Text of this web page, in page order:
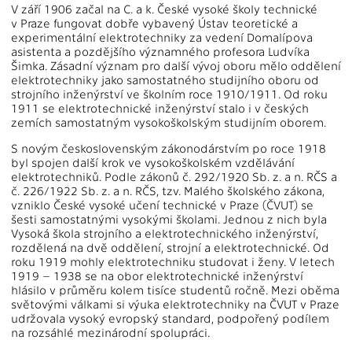
V září 1906 začal na C. a k. České vysoké školy technické
v Praze fungovat dobře vybavený Ústav teoretické a
experimentální elektrotechniky za vedení Domalípova
asistenta a pozdějšího významného profesora Ludvíka
Šimka. Zásadní význam pro další vývoj oboru mělo oddělení
elektrotechniky jako samostatného studijního oboru od
strojního inženýrství ve školním roce 1910/1911. Od roku
1911 se elektrotechnické inženýrství stalo i v českých
zemích samostatným vysokoškolským studijním oborem.
S novým československým zákonodárstvím po roce 1918
byl spojen další krok ve vysokoškolském vzdělávání
elektrotechniků. Podle zákonů č. 292/1920 Sb. z. a n. RČS a
č. 226/1922 Sb. z. a n. RČS, tzv. Malého školského zákona,
vzniklo České vysoké učení technické v Praze (ČVUT) se
šesti samostatnými vysokými školami. Jednou z nich byla
Vysoká škola strojního a elektrotechnického inženýrství,
rozdělená na dvě oddělení, strojní a elektrotechnické. Od
roku 1919 mohly elektrotechniku studovat i ženy. V letech
1919 – 1938 se na obor elektrotechnické inženýrství
hlásilo v průměru kolem tisíce studentů ročně. Mezi oběma
světovými válkami si výuka elektrotechniky na ČVUT v Praze
udržovala vysoký evropský standard, podpořený podílem
na rozsáhlé mezinárodní spolupráci.